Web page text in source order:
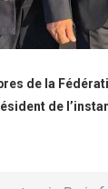
de la
de